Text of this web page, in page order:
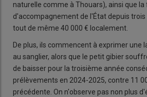
naturelle comme à Thouars), ainsi que la
d'accompagnement de l'État depuis
tout de même 40 000 € localement.
De plus, ils commencent à exprimer une
au sanglier, alors que le petit gibier
de baisser pour la troisième année
prélèvements en 2024-2025, contre 11
précédente. On n'observe pas non plus